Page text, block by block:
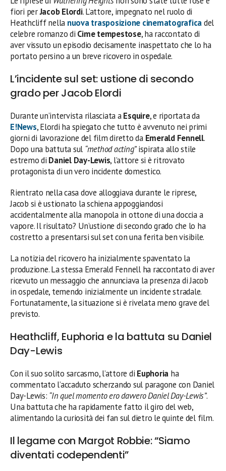
fiori perJacob Elordi. L’attore, impegnato nel ruolo di
Heathcliff nella nuova trasposizione cinematograficadel
celebre romanzo di Cime tempestose, ha raccontato di
aver vissuto un episodio decisamente inaspettato che lo ha
portato persino a un breve ricovero in ospedale.
L’incidente sul set: ustione di secondo
grado per Jacob Elordi
Durante un’intervista rilasciata aEsquire, e riportata da
E!News, Elordi ha spiegato che tutto è avvenuto nei primi
giorni di lavorazione del film diretto da Emerald Fennell.
Dopo una battuta sul “method acting”ispirata allo stile
estremo di Daniel Day-Lewis, l’attore si è ritrovato
protagonista di un vero incidente domestico.
Rientrato nella casa dove alloggiava durante le riprese,
Jacob si è ustionato la schiena appoggiandosi
accidentalmente alla manopola in ottone di una doccia a
vapore. Il risultato? Un’ustione di secondo grado che lo ha
costretto a presentarsi sul set con una ferita ben visibile.
La notizia del ricovero ha inizialmente spaventato la
produzione. La stessa Emerald Fennell ha raccontato di aver
ricevuto un messaggio che annunciava la presenza di Jacob
in ospedale, temendo inizialmente un incidente stradale.
Fortunatamente, la situazione si è rivelata meno grave del
previsto.
Heathcliff, Euphoria e la battuta su Daniel
Day-Lewis
Con il suo solito sarcasmo, l’attore di Euphoria ha
commentato l’accaduto scherzando sul paragone con Daniel
Day-Lewis: “In quel momento ero davvero Daniel Day-Lewis”.
Una battuta che ha rapidamente fatto il giro del web,
alimentando la curiosità dei fan sul dietro le quinte del film.
Il legame con Margot Robbie: “Siamo
diventati codependenti”